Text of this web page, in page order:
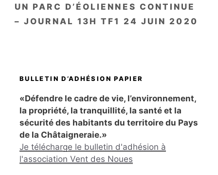
UN PARC D’ÉOLIENNES CONTINUE
– JOURNAL 13H TF1 24 JUIN 2020
BULLETIN D’ADHÉSION PAPIER
«Défendre le cadre de vie, l’environnement,
la propriété, la tranquillité, la santé et la
sécurité des habitants du territoire du Pays
de la Châtaigneraie.»
Je télécharge le bulletin d'adhésion à
l'association Vent des Noues